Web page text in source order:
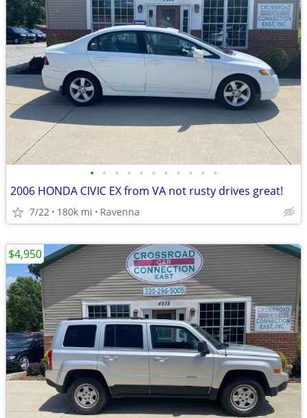
• • • • • • • • • • •
2006 HONDA CIVIC EX from VA not rusty drives great!
7/22 180k mi Ravenna
$4,950